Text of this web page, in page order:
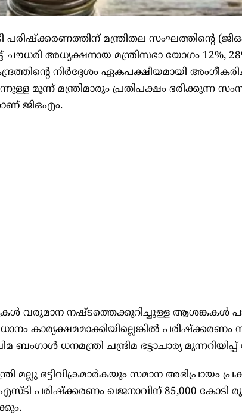
മന്ത്രിതല സംഘത്തിന്റെ
ചൗധരി അധ്യക്ഷനായ മന്ത്രിസഭാ യോഗം
നിര്‍ദ്ദേശം ഏകപക്ഷീയമായി
മൂന്ന് മന്ത്രിമാരും പ്രതിപക്ഷം ഭരിക്കുന്ന
ജിഒഎം.
വരുമാന നഷ്ടത്തെക്കുറിച്ചുള്ള ആശങ്കകള്‍
കാര്യക്ഷമമാക്കിയില്ലെങ്കില്‍
ധനമന്ത്രി ചന്ദ്രിമ ഭട്ടാചാര്യ
മല്ലു ഭട്ടിവിക്രമാര്‍കയും സമാന അഭിപ്രായം
ജിഎസ്ടി പരിഷ്‌ക്കരണം ഖജനാവിന് 85,000 കോടി